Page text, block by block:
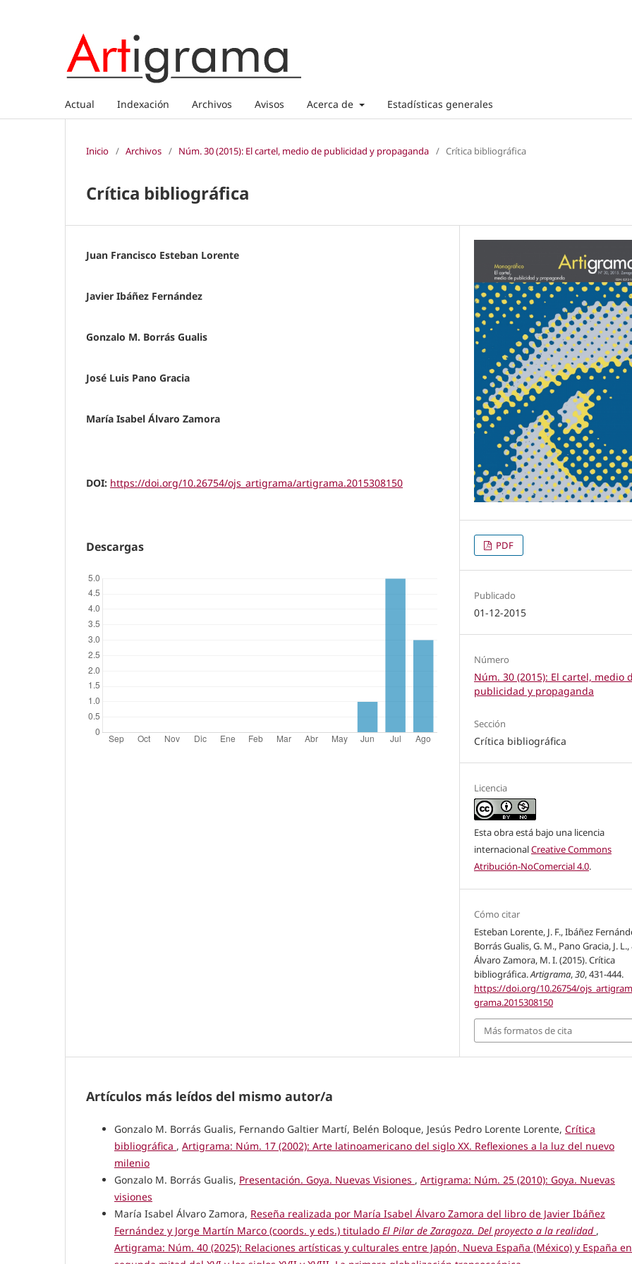
Actual Indexación Archivos Avisos Acerca de Estadísticas generales
Inicio / Archivos / Núm. 30 (2015): El cartel, medio de publicidad y propaganda / Crítica bibliográfica
Crítica bibliográfica
Juan Francisco Esteban Lorente
Javier Ibáñez Fernández
Gonzalo M. Borrás Gualis
José Luis Pano Gracia
María Isabel Álvaro Zamora
DOI: https://doi.org/10.26754/ojs_artigrama/artigrama.2015308150
Descargas PDF
Publicado
01-12-2015
Número
Núm. 30 (2015): El cartel, medio
publicidad y propaganda
Sección
Crítica bibliográfica
Licencia
Esta obra está bajo una licencia
internacionalCreative Commons
Atribución-NoComercial 4.0.
Cómo citar
Esteban Lorente, J. F., Ibáñez
Borrás Gualis, G. M., Pano Gracia, J. L.,
Álvaro Zamora, M. I. (2015). Crítica
bibliográfica.Artigrama,30, 431-444.
https://doi.org/10.26754/
grama.2015308150
Más formatos de cita
Artículos más leídos del mismo autor/a
Gonzalo M. Borrás Gualis, Fernando Galtier Martí, Belén Boloque, Jesús Pedro Lorente Lorente, Crítica
bibliográfica , Artigrama: Núm. 17 (2002): Arte latinoamericano del siglo XX. Reflexiones a la luz del nuevo
milenio
Gonzalo M. Borrás Gualis, Presentación. Goya. Nuevas Visiones , Artigrama: Núm. 25 (2010): Goya. Nuevas
visiones
María Isabel Álvaro Zamora, Reseña realizada por María Isabel Álvaro Zamora del libro de Javier Ibáñez
Fernández y Jorge Martín Marco (coords. y eds.) titulado El Pilar de Zaragoza. Del proyecto a la realidad ,
Artigrama: Núm. 40 (2025): Relaciones artísticas y culturales entre Japón, Nueva España (México) y España